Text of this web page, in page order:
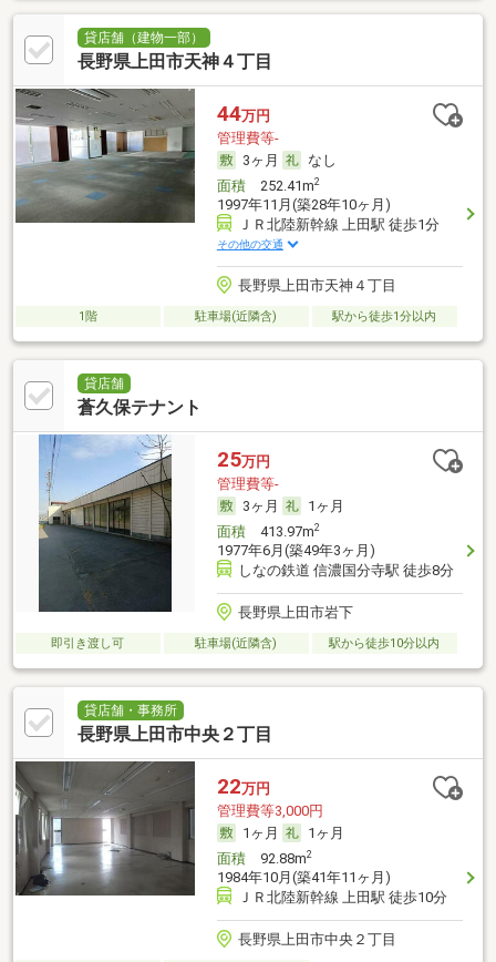
貸店舗（建物一部）
長野県上田市天神４丁目
44万円
管理費等-
3ヶ月
なし
面積252.41m2
1997年11月(築28年10ヶ月)
ＪＲ北陸新幹線 上田駅 徒歩1分
その他の交通
長野県上田市天神４丁目
1階 駐車場(近隣含) 駅から徒歩1分以内
貸店舗
蒼久保テナント
25万円
管理費等-
3ヶ月
1ヶ月
面積413.97m2
1977年6月(築49年3ヶ月)
しなの鉄道 信濃国分寺駅 徒歩8分
長野県上田市岩下
即引き渡し可 駐車場(近隣含) 駅から徒歩10分以内
貸店舗・事務所
長野県上田市中央２丁目
22万円
管理費等3,000円
1ヶ月
1ヶ月
面積92.88m2
1984年10月(築41年11ヶ月)
ＪＲ北陸新幹線 上田駅 徒歩10分
長野県上田市中央２丁目